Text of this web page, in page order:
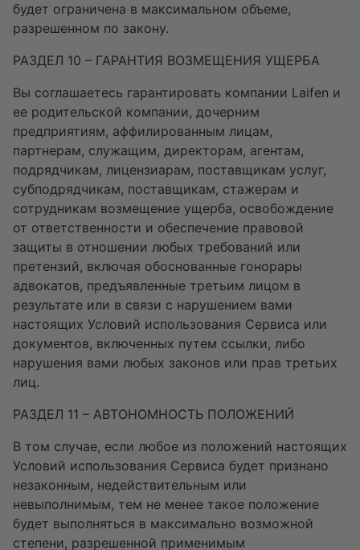
будет ограничена в максимальном объеме,
разрешенном по закону.
РАЗДЕЛ 10 – ГАРАНТИЯ ВОЗМЕЩЕНИЯ УЩЕРБА
Вы соглашаетесь гарантировать компании Laifen и
ее родительской компании, дочерним
предприятиям, аффилированным лицам,
партнерам, служащим, директорам, агентам,
подрядчикам, лицензиарам, поставщикам услуг,
субподрядчикам, поставщикам, стажерам и
сотрудникам возмещение ущерба, освобождение
от ответственности и обеспечение правовой
защиты в отношении любых требований или
претензий, включая обоснованные гонорары
адвокатов, предъявленные третьим лицом в
результате или в связи с нарушением вами
настоящих Условий использования Сервиса или
документов, включенных путем ссылки, либо
нарушения вами любых законов или прав третьих
лиц.
РАЗДЕЛ 11 – АВТОНОМНОСТЬ ПОЛОЖЕНИЙ
В том случае, если любое из положений настоящих
Условий использования Сервиса будет признано
незаконным, недействительным или
невыполнимым, тем не менее такое положение
будет выполняться в максимально возможной
степени, разрешенной применимым